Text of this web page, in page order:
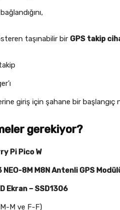
taşınabilir bir GPS takip
giriş için şahane bir başlangıç
gerekiyor?
Pi Pico W
NEO-8M M8N Antenli GPS
Ekran – SSD1306
M ve F-F)